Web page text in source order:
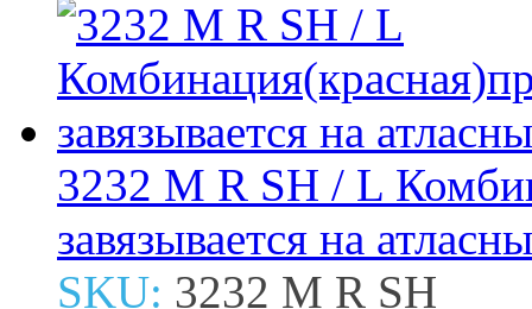
3232 M R SH / L
завязывается на
SKU: 3232 M R SH